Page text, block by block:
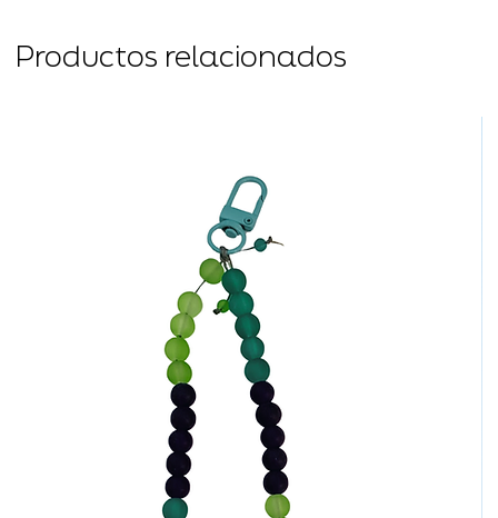
Productos relacionados